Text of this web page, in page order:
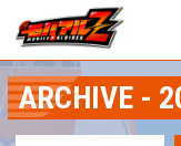
ARCHIVE -